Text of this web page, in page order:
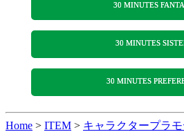
30 MINUTES
30 MINUTES
30 MINUTES
Home > ITEM > キャラクタープラ